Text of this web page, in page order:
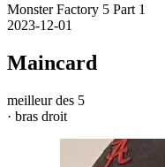
Monster Factory 5 Part 1
2023-12-01
Maincard
meilleur des 5
· bras droit